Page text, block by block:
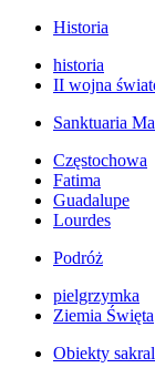
Historia
historia
II wojna
Sanktuaria
Częstochowa
Fatima
Guadalupe
Lourdes
Podróż
pielgrzymka
Ziemia Święta
Obiekty